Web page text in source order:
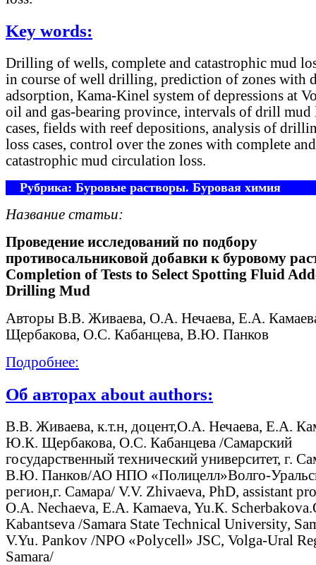
Key words:
Drilling of wells, complete and catastrophic mud
in course of well drilling, prediction of zones with
adsorption, Kama-Kinel system of depressions at
oil and gas-bearing province, intervals of drill mud
cases, fields with reef depositions, analysis of
loss cases, control over the zones with complete and
catastrophic mud circulation loss.
Рубрика: Буровые растворы. Буровая химия
Название статьи:
Проведение исследований по подбору
противосальниковой добавки к буровому
Completion of Tests to Select Spotting Fluid
Drilling Mud
Авторы В.В. Живаева, О.А. Нечаева, Е.А.
Щербакова, О.С. Кабанцева, В.Ю. Панков
Подробнее:
Об авторах about authors:
В.В. Живаева, к.т.н, доцент,О.А. Нечаева, Е.А.
Ю.К. Щербакова, О.С. Кабанцева /Самарский
государственный технический университет, г.
В.Ю. Панков/АО НПО «Полицелл»Волго-
регион,г. Самара/ V.V. Zhivaeva, PhD, assistant
О.А. Nechaeva, Е.А. Kamaeva, Yu.К.
Kabantseva /Samara State Technical University,
V.Yu. Pankov /NPO «Polycell» JSC, Volga-Ural
Samara/